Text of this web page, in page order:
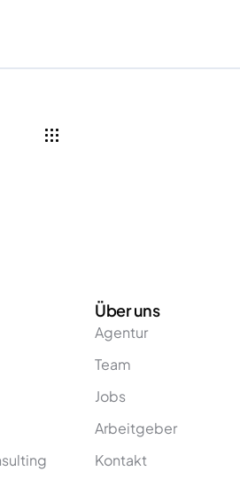
Über uns
Agentur
Team
Jobs
Arbeitgeber
Kontakt